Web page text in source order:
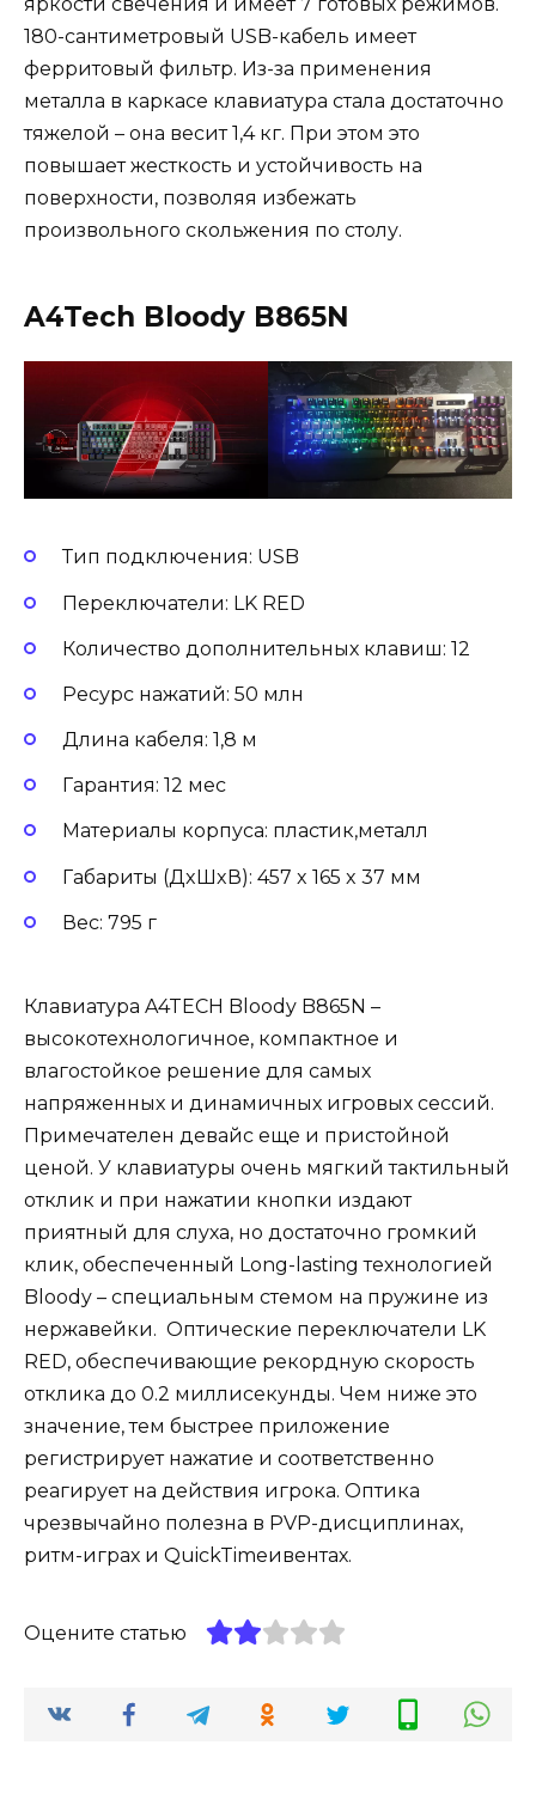
180-сантиметровый USB-кабель имеет
ферритовый фильтр. Из-за применения
металла в каркасе клавиатура стала достаточно
тяжелой – она весит 1,4 кг. При этом это
повышает жесткость и устойчивость на
поверхности, позволяя избежать
произвольного скольжения по столу.
A4Tech Bloody B865N
Тип подключения: USB
Переключатели: LK RED
Количество дополнительных клавиш: 12
Ресурс нажатий: 50 млн
Длина кабеля: 1,8 м
Гарантия: 12 мес
Материалы корпуса: пластик,металл
Габариты (ДxШxВ): 457 x 165 x 37 мм
Вес: 795 г
Клавиатура A4TECH Bloody B865N –
высокотехнологичное, компактное и
влагостойкое решение для самых
напряженных и динамичных игровых сессий.
Примечателен девайс еще и пристойной
ценой. У клавиатуры очень мягкий тактильный
отклик и при нажатии кнопки издают
приятный для слуха, но достаточно громкий
клик, обеспеченный Long-lasting технологией
Bloody – специальным стемом на пружине из
нержавейки. Оптические переключатели LK
RED, обеспечивающие рекордную скорость
отклика до 0.2 миллисекунды. Чем ниже это
значение, тем быстрее приложение
регистрирует нажатие и соответственно
реагирует на действия игрока. Оптика
чрезвычайно полезна в PVP-дисциплинах,
ритм-играх и QuickTimeивентах.
Оцените статью